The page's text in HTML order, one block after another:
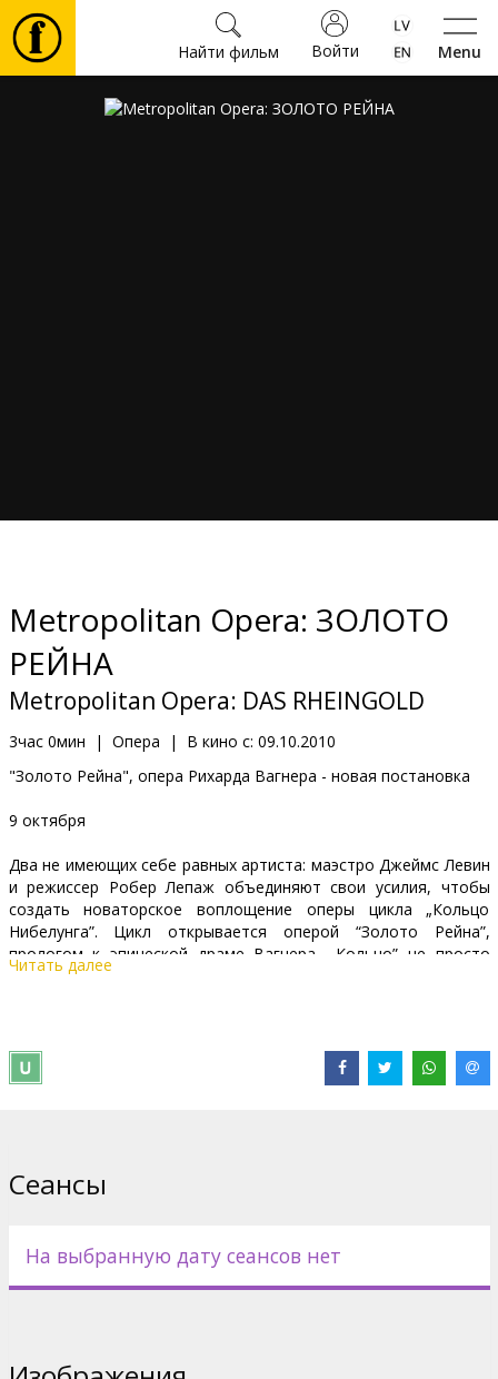
Menu
Войти
Найти фильм
Фильмы
Клуб
Metropolitan Opera: ЗОЛОТО
РЕЙНА
Metropolitan Opera: DAS RHEINGOLD
3час 0мин | Опера | В кино с: 09.10.2010
"Золото Рейна", опера Рихарда Вагнера - новая постановка
9 октября
Два не имеющих себе равных артиста: маэстро Джеймс Левин
и режиссер Робер Лепаж объединяют свои усилия, чтобы
создать новаторское воплощение оперы цикла „Кольцо
Нибелунга”. Цикл открывается оперой “Золото Рейна”,
прологом к эпической драме Вагнера. „Кольцо” не просто
история или цикл опер, это целая Вселенная”, - говорит
исполняет для Met ведущую партию Вотана, возглавляя
исключительный состав исполнителей.
Gerhard Siegel, Bryn Terfel, Eric Owens, Franz-Josef Selig, Hans-
Дистрибьютор: Forum Cinemas, SIA
Читать далее
Сеансы
На выбранную дату сеансов нет